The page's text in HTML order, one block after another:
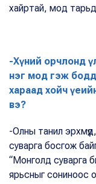
хайртай, мод
-Хүний орчлонд
нэг мод гэж
хараад хойч
вэ?
-Олны танил
суварга босгож
“Монголд суварга
ярьсныг сониноос